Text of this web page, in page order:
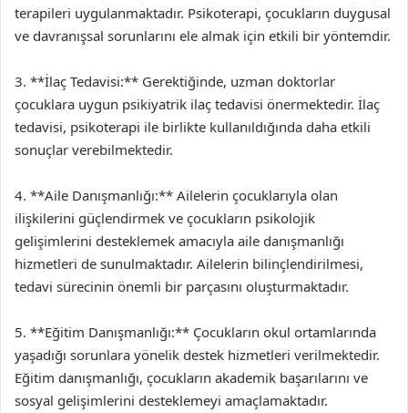
terapileri uygulanmaktadır. Psikoterapi, çocukların duygusal
ve davranışsal sorunlarını ele almak için etkili bir yöntemdir.
3. **İlaç Tedavisi:** Gerektiğinde, uzman doktorlar
çocuklara uygun psikiyatrik ilaç tedavisi önermektedir. İlaç
tedavisi, psikoterapi ile birlikte kullanıldığında daha etkili
sonuçlar verebilmektedir.
4. **Aile Danışmanlığı:** Ailelerin çocuklarıyla olan
ilişkilerini güçlendirmek ve çocukların psikolojik
gelişimlerini desteklemek amacıyla aile danışmanlığı
hizmetleri de sunulmaktadır. Ailelerin bilinçlendirilmesi,
tedavi sürecinin önemli bir parçasını oluşturmaktadır.
5. **Eğitim Danışmanlığı:** Çocukların okul ortamlarında
yaşadığı sorunlara yönelik destek hizmetleri verilmektedir.
Eğitim danışmanlığı, çocukların akademik başarılarını ve
sosyal gelişimlerini desteklemeyi amaçlamaktadır.